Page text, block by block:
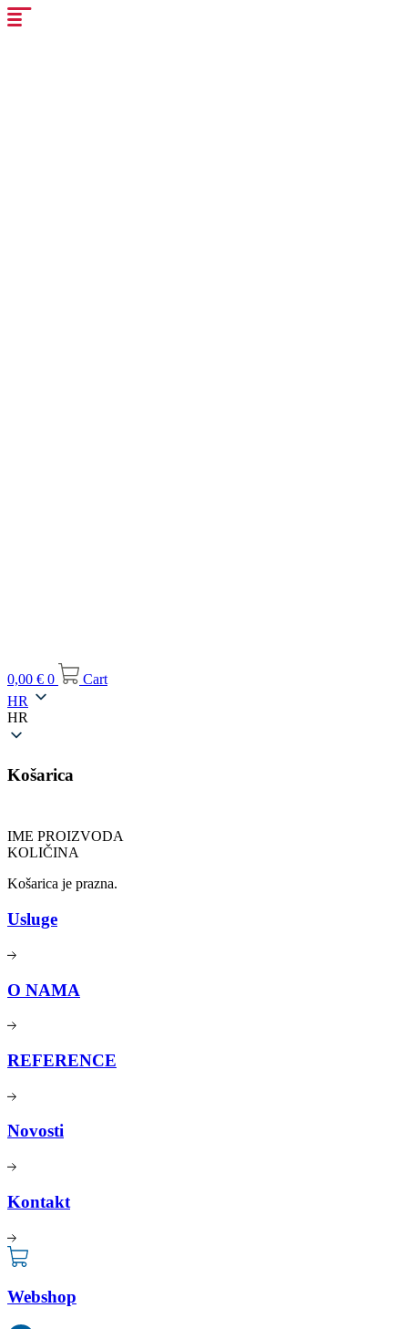
Idi
na
0,00 € 0
Cart
HR
HR
Košarica
IME PROIZVODA
KOLIČINA
Košarica je prazna.
Usluge
O NAMA
REFERENCE
Novosti
Kontakt
Webshop